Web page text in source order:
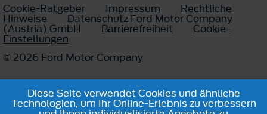
Cookie-Ratgeber Impressum Rechtliche
Hinweise Datenschutz Ford Motor Company
(Austria) GmbH Barrierefreiheit Cookie-
Einstellungen
© 2026 Ford Motor Company
Diese Seite verwendet Cookies und ähnliche
Technologien, um Ihr Online-Erlebnis zu verbessern